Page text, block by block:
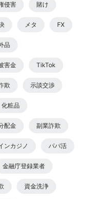
侵害 賭け
メタ FX
品
害金 TikTok
欺 示談交渉
化粧品
配金 副業詐欺
ンカジノ パパ活
金融庁登録業者
資金洗浄